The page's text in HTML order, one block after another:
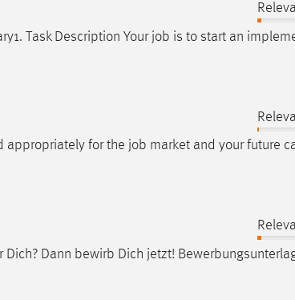
Task Description Your job is to start an
appropriately for the job market and your future
Dich? Dann bewirb Dich jetzt!